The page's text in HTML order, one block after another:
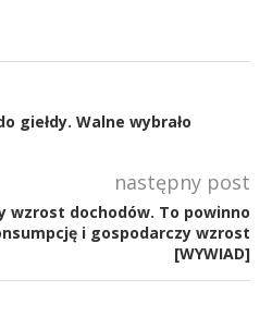
giełdy. Walne wybrało
następny post
wzrost dochodów. To powinno
i gospodarczy wzrost
[WYWIAD]